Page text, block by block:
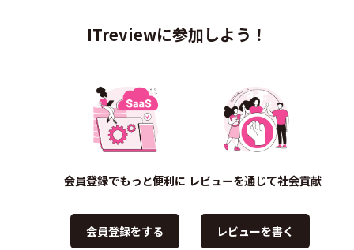
ITreviewに参加しよう！
会員登録でもっと便利に
会員登録をする
レビューを通じて社会貢献
レビューを書く